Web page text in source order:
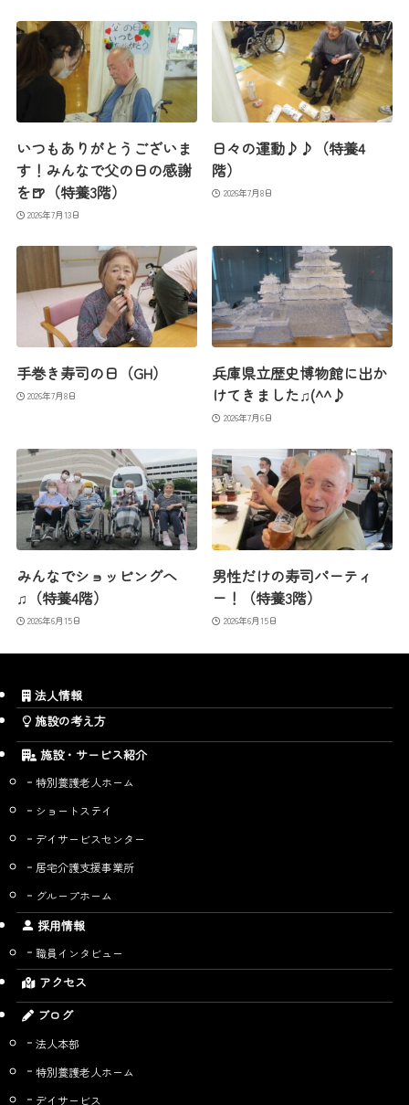
いつもありがとうございま
す！みんなで父の日の感謝
を🍺（特養3階）
2026年7月13日
日々の運動♪♪（特養4
階）
2026年7月8日
手巻き寿司の日（GH）
2026年7月8日
兵庫県立歴史博物館に出か
けてきました♫(^^♪
2026年7月6日
みんなでショッピングへ
♫（特養4階）
2026年6月15日
男性だけの寿司パーティ
ー！（特養3階）
2026年6月15日
法人情報
施設の考え方
施設・サービス紹介
特別養護老人ホーム
ショートステイ
デイサービスセンター
居宅介護支援事業所
グループホーム
採用情報
職員インタビュー
アクセス
ブログ
法人本部
特別養護老人ホーム
デイサービス